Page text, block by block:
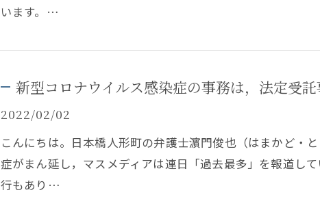
います。…
新型コロナウイルス感染症の事務は，法定受
2022/02/02
こんにちは。日本橋人形町の弁護士濵門俊也（はまかど・
症がまん延し，マスメディアは連日「過去最多」を報道し
行もあり…